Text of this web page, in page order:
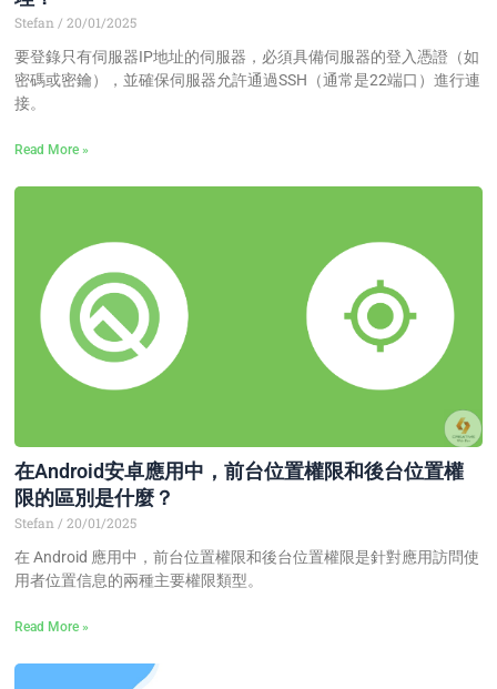
Stefan
20/01/2025
要登錄只有伺服器IP地址的伺服器，必須具備伺服器的登入憑證（如
密碼或密鑰），並確保伺服器允許通過SSH（通常是22端口）進行連
接。
Read More »
在Android安卓應用中，前台位置權限和後台位置權
限的區別是什麼？
Stefan 20/01/2025
在 Android 應用中，前台位置權限和後台位置權限是針對應用訪問使
用者位置信息的兩種主要權限類型。
Read More »